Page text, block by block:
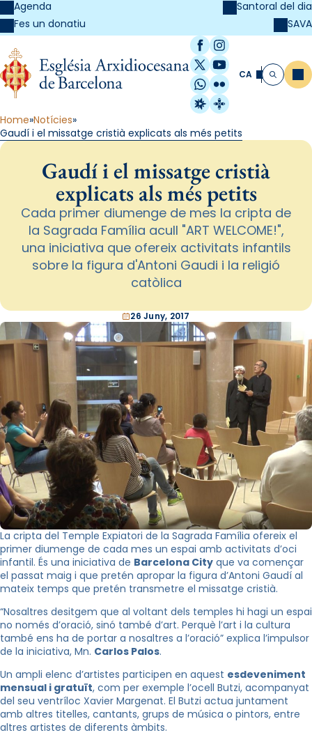
Agenda
Fes un donatiu
Santoral del dia
SAVA
Facebook
Instagram
X / Twitter
YouTube
WhatsApp
Flickr
Radio Estel
Catalunya
CA Cerca
Home Notícies
Gaudí i el missatge cristià explicats als més petits
Gaudí i el missatge cristià
explicats als més petits
Cada primer diumenge de mes la cripta de
la Sagrada Família acull "ART WELCOME!",
una iniciativa que ofereix activitats infantils
sobre la figura d'Antoni Gaudi i la religió
catòlica
26 Juny, 2017
La cripta del Temple Expiatori de la Sagrada Família ofereix el
primer diumenge de cada mes un espai amb activitats d’oci
infantil. És una iniciativa de Barcelona City que va començar
el passat maig i que pretén apropar la figura d’Antoni Gaudí al
mateix temps que pretén transmetre el missatge cristià.
“Nosaltres desitgem que al voltant dels temples hi hagi un espai
no només d’oració, sinó també d’art. Perquè l’art i la cultura
també ens ha de portar a nosaltres a l’oració” explica l’impulsor
de la iniciativa, Mn. Carlos Palos.
Un ampli elenc d’artistes participen en aquest esdeveniment
mensual i gratuït, com per exemple l’ocell Butzi, acompanyat
del seu ventríloc Xavier Margenat. El Butzi actua juntament
amb altres titelles, cantants, grups de música o pintors, entre
altres artistes de diferents àmbits.